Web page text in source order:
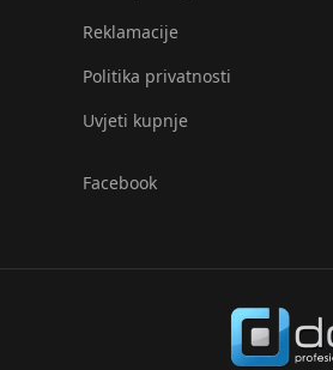
Reklamacije
Politika privatnosti
Uvjeti kupnje
Facebook